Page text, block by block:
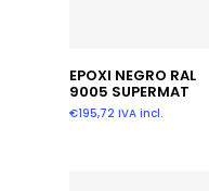
Añadir Al Carrito
EPOXI NEGRO RAL
9005 SUPERMAT
€195,72 IVA incl.